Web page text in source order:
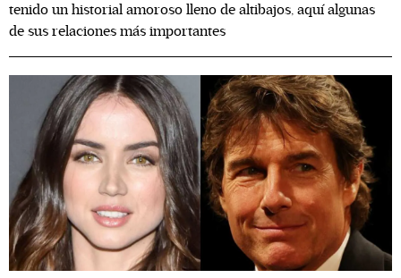
tenido un historial amoroso lleno de altibajos, aquí algunas
de sus relaciones más importantes